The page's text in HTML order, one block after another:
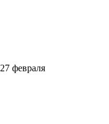
27 февраля